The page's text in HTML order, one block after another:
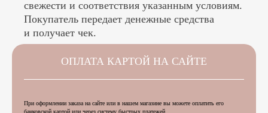
свежести и соответствия указанным условиям.
Покупатель передает денежные средства
и получает чек.
ОПЛАТА КАРТОЙ НА САЙТЕ
При оформлении заказа на сайте или в нашем магазине вы можете оплатить его
банковской картой или через систему быстрых платежей